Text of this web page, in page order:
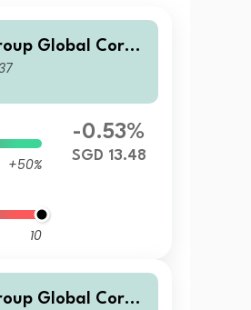
Global Corpo
(LUX) ZLd
+50%
10
-0.53%
SGD 13.48
Global Corpo